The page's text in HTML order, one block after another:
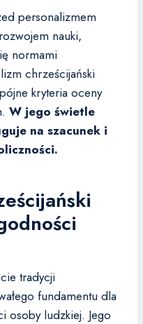
personalizmem
nauki,
normami
chrześcijański
kryteria oceny
W jego świetle
na szacunek i
tradycji
fundamentu dla
osoby ludzkiej. Jego